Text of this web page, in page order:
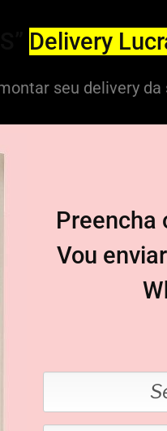
Delivery
seu delivery
Preencha
Vou